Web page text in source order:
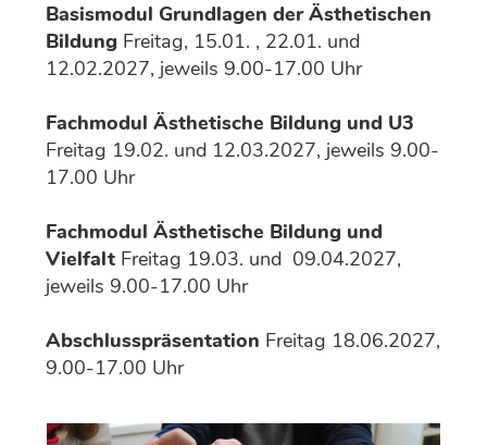
Basismodul Grundlagen der Ästhetischen
Bildung Freitag, 15.01. , 22.01. und
12.02.2027, jeweils 9.00-17.00 Uhr
Fachmodul Ästhetische Bildung und U3
Freitag 19.02. und 12.03.2027, jeweils 9.00-
17.00 Uhr
Fachmodul Ästhetische Bildung und
Vielfalt Freitag 19.03. und 09.04.2027,
jeweils 9.00-17.00 Uhr
Abschlusspräsentation Freitag 18.06.2027,
9.00-17.00 Uhr